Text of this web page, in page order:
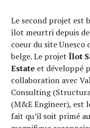
Le second projet est
îlot meurtri depuis
coeur du site Unesco
belge. Le projetÎlot
Estate et développé
collaboration avec
Consulting
(M&E Engineer), est
fait qu’il soit primé